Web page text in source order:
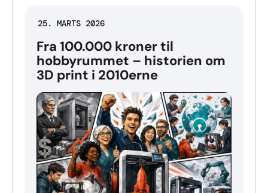
Fra 100.000 kroner til
hobbyrummet – historien om
3D print i 2010erne
25. MARTS 2026